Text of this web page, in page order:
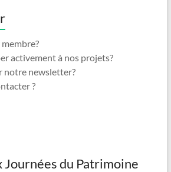
activement à nos projets?
notre newsletter?
?
du Patrimoine